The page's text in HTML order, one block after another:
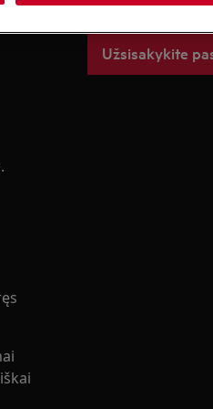
Užsisakykite